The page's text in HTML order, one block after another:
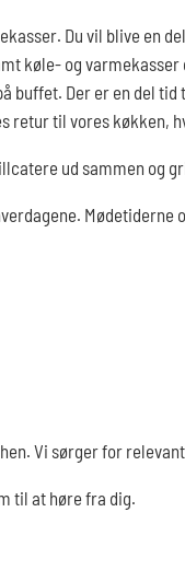
Du vil blive en
køle- og varmekasser
Der er en del tid
til vores køkken,
ud sammen og
Mødetiderne
Vi sørger for
til at høre fra dig.